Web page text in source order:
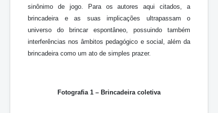
sinônimo de jogo. Para os autores aqui citados, a
brincadeira e as suas implicações ultrapassam o
universo do brincar espontâneo, possuindo também
interferências nos âmbitos pedagógico e social, além da
brincadeira como um ato de simples prazer.
Fotografia 1 – Brincadeira coletiva